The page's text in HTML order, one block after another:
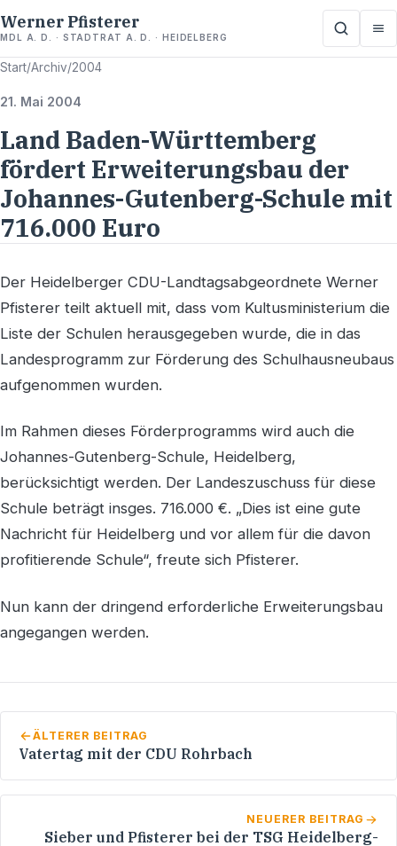
Werner Pfisterer
MDL A. D. · STADTRAT A. D. · HEIDELBERG
Start/Archiv/2004
21. Mai 2004
Land Baden-Württemberg
fördert Erweiterungsbau der
Johannes-Gutenberg-Schule mit
716.000 Euro
Der Heidelberger CDU-Landtagsabgeordnete Werner
Pfisterer teilt aktuell mit, dass vom Kultusministerium die
Liste der Schulen herausgegeben wurde, die in das
Landesprogramm zur Förderung des Schulhausneubaus
aufgenommen wurden.
Im Rahmen dieses Förderprogramms wird auch die
Johannes-Gutenberg-Schule, Heidelberg,
berücksichtigt werden. Der Landeszuschuss für diese
Schule beträgt insges. 716.000 €. „Dies ist eine gute
Nachricht für Heidelberg und vor allem für die davon
profitierende Schule“, freute sich Pfisterer.
Nun kann der dringend erforderliche Erweiterungsbau
angegangen werden.
ÄLTERER BEITRAG
Vatertag mit der CDU Rohrbach
NEUERER BEITRAG
Sieber und Pfisterer bei der TSG Heidelberg-